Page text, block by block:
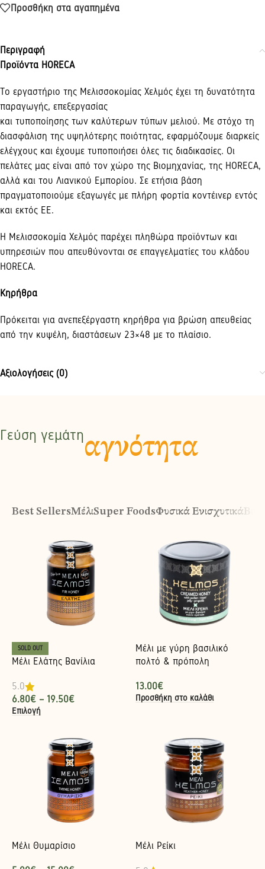
Προσθήκη στα αγαπημένα
Περιγραφή
Προϊόντα HORECA
Το εργαστήριο της Μελισσοκομίας Χελμός έχει τη δυνατότητα
παραγωγής, επεξεργασίας
και τυποποίησης των καλύτερων τύπων μελιού. Με στόχο τη
διασφάλιση της υψηλότερης ποιότητας, εφαρμόζουμε διαρκείς
ελέγχους και έχουμε τυποποιήσει όλες τις διαδικασίες. Οι
πελάτες μας είναι από τον χώρο της Βιομηχανίας, της HORECA,
αλλά και του Λιανικού Εμπορίου. Σε ετήσια βάση
πραγματοποιούμε εξαγωγές με πλήρη φορτία κοντέινερ εντός
και εκτός ΕΕ.
Η Μελισσοκομία Χελμός παρέχει πληθώρα προϊόντων και
υπηρεσιών που απευθύνονται σε επαγγελματίες του κλάδου
HORECA.
Κηρήθρα
Πρόκειται για ανεπεξέργαστη κηρήθρα για βρώση απευθείας
από την κυψέλη, διαστάσεων 23×48 με το πλαίσιο.
Αξιολογήσεις (0)
Γεύση γεμάτηαγνότητα
Best SellersΜέλιSuper FoodsΦυσικά Ενισχυτικά
SOLD OUT
Μέλι Ελάτης Βανίλια
5.0
6.80€ – 19.50€
Επιλογή
Μέλι με γύρη βασιλικό
πολτό & πρόπολη
13.00€
Προσθήκη στο καλάθι
Μέλι Θυμαρίσιο Μέλι Ρείκι